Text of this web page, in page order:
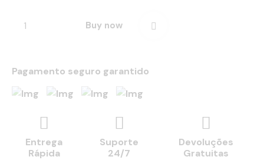
Buy now
Pagamento seguro garantido
Entrega
Rápida
Suporte
24/7
Devoluções
Gratuitas